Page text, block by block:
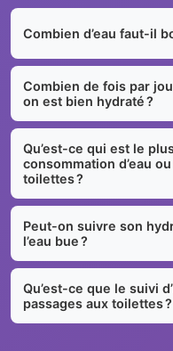
Combien d’eau faut-il
Combien de fois par
on est bien hydraté ?
Qu’est-ce qui est le
consommation d’eau
toilettes ?
Peut-on suivre son
l’eau bue ?
Qu’est-ce que le suivi
passages aux toilettes ?